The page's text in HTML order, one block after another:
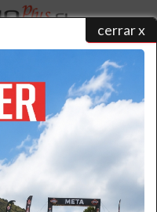
cerrar x